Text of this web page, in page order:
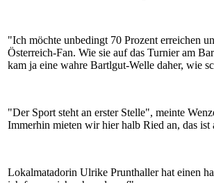
"Ich möchte unbedingt 70 Prozent erreichen
Österreich-Fan. Wie sie auf das Turnier am
kam ja eine wahre Bartlgut-Welle daher, wie
"Der Sport steht an erster Stelle", meinte
Immerhin mieten wir hier halb Ried an, das ist
Lokalmatadorin Ulrike Prunthaller hat einen